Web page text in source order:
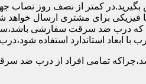
کمتر از نصف روز
فیزیکی برای مشتری ارسال خواهد
که درب ضد سرقت سفارشی
استاندارد استفاده
تمامی افراد از درب ضد